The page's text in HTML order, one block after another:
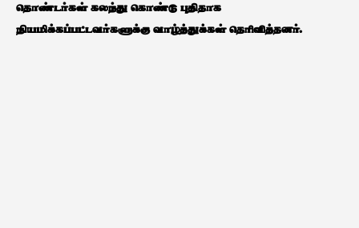
தொண்டர்கள் கலந்து கொண்டு புதிதாக
நியமிக்கப்பட்டவர்களுக்கு வாழ்த்துக்கள் தெரிவித்தனர்.